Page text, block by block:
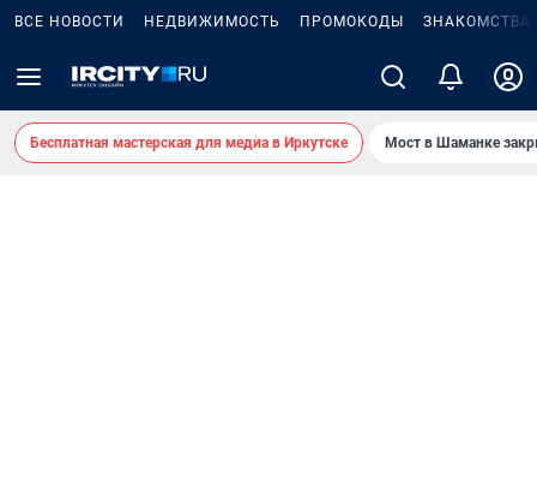
ВСЕ НОВОСТИ НЕДВИЖИМОСТЬ ПРОМОКОДЫ ЗНАКОМСТВА
Бесплатная мастерская для медиа в Иркутске Мост в Шаманке